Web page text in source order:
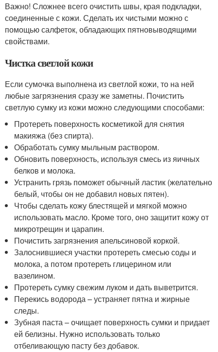
Важно! Сложнее всего очистить швы, края подкладки,
соединенные с кожи. Сделать их чистыми можно с
помощью салфеток, обладающих пятновыводящими
свойствами.
Чистка светлой кожи
Если сумочка выполнена из светлой кожи, то на ней
любые загрязнения сразу же заметны. Почистить
светлую сумку из кожи можно следующими способами:
Протереть поверхность косметикой для снятия
макияжа (без спирта).
Обработать сумку мыльным раствором.
Обновить поверхность, используя смесь из яичных
белков и молока.
Устранить грязь поможет обычный ластик (желательно
белый, чтобы он не добавил новых пятен).
Чтобы сделать кожу блестящей и мягкой можно
использовать масло. Кроме того, оно защитит кожу от
микротрещин и царапин.
Почистить загрязнения апельсиновой коркой.
Залоснившиеся участки протереть смесью соды и
молока, а потом протереть глицерином или
вазелином.
Протереть сумку свежим луком и дать выветрится.
Перекись водорода – устраняет пятна и жирные
следы.
Зубная паста – очищает поверхность сумки и придает
ей белизны. Нужно использовать только
отбеливающую пасту без добавок.